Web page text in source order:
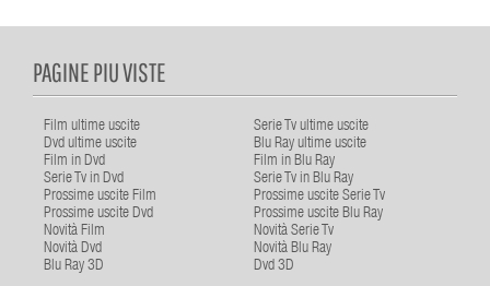
PAGINE PIU VISTE
Film ultime uscite
Serie Tv ultime uscite
Dvd ultime uscite
Blu Ray ultime uscite
Film in Dvd
Film in Blu Ray
Serie Tv in Dvd
Serie Tv in Blu Ray
Prossime uscite Film
Prossime uscite Serie Tv
Prossime uscite Dvd
Prossime uscite Blu Ray
Novità Film
Novità Serie Tv
Novità Dvd
Novità Blu Ray
Blu Ray 3D
Dvd 3D